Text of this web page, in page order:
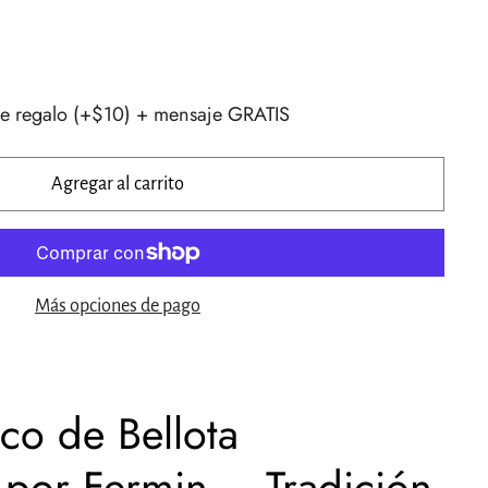
regalo (+$10) + mensaje GRATIS
Agregar al carrito
Más opciones de pago
de Bellota